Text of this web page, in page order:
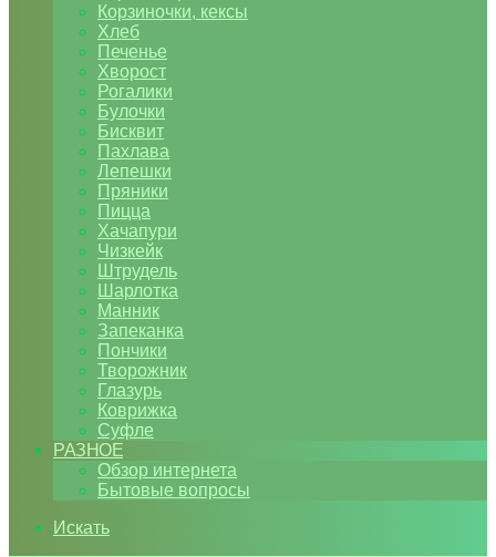
Корзиночки, кексы
Хлеб
Печенье
Хворост
Рогалики
Булочки
Бисквит
Пахлава
Лепешки
Пряники
Пицца
Хачапури
Чизкейк
Штрудель
Шарлотка
Манник
Запеканка
Пончики
Творожник
Глазурь
Коврижка
Суфле
РАЗНОЕ
Обзор интернета
Бытовые вопросы
Искать